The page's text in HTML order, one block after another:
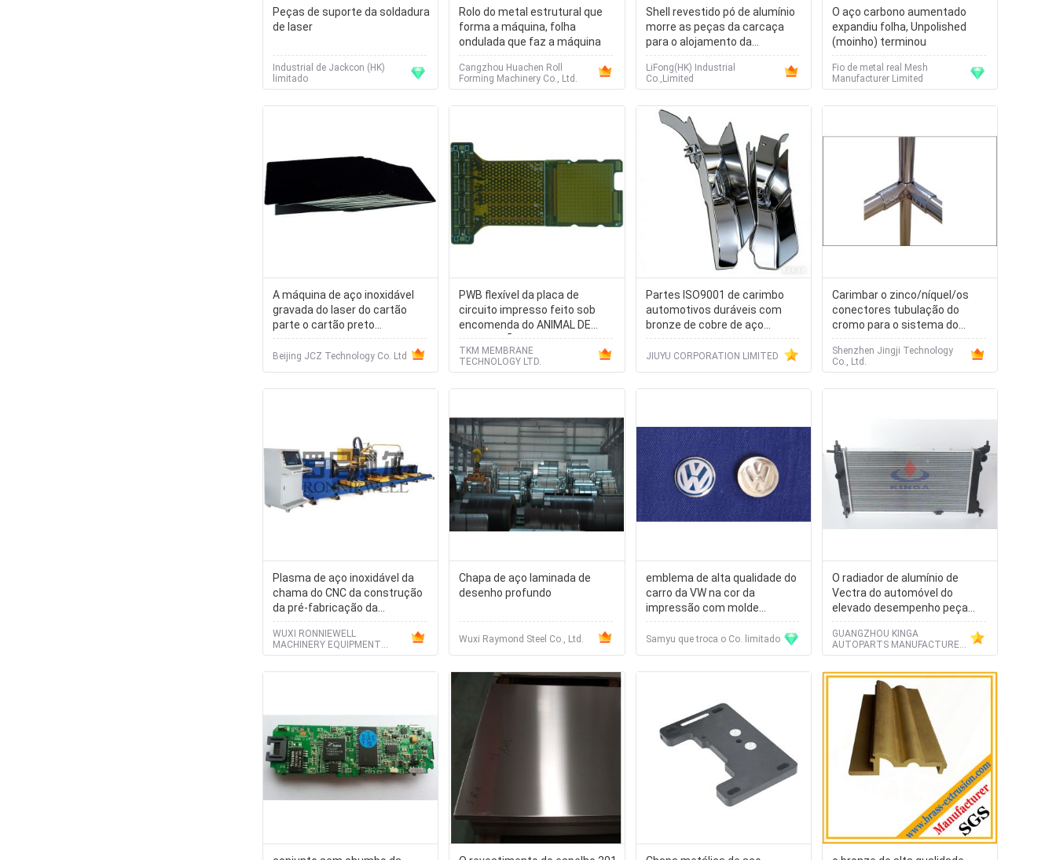
Peças de suporte da soldadura
de laser
Industrial de Jackcon (HK)
limitado
Rolo do metal estrutural que
forma a máquina, folha
ondulada que faz a máquina
Cangzhou Huachen Roll
Forming Machinery Co., Ltd.
Shell revestido pó de alumínio
morre as peças da carcaça
para o alojamento da
maquinaria pesada
LiFong(HK) Industrial
Co.,Limited
O aço carbono aumentado
expandiu folha, Unpolished
(moinho) terminou
Fio de metal real Mesh
Manufacturer Limited
A máquina de aço inoxidável
gravada do laser do cartão
parte o cartão preto
85.5×54mm do metal
Beijing JCZ Technology Co. Ltd
PWB flexível da placa de
circuito impresso feito sob
encomenda do ANIMAL DE
ESTIMAÇÃO/PC com
chapeamento da Puro-Lata
TKM MEMBRANE
TECHNOLOGY LTD.
Partes ISO9001 de carimbo
automotivos duráveis com
bronze de cobre de aço
inoxidável
JIUYU CORPORATION LIMITED
Carimbar o zinco/níquel/os
conectores tubulação do
cromo para o sistema do
tormento
Shenzhen Jingji Technology
Co., Ltd.
Plasma de aço inoxidável da
chama do CNC da construção
da pré-fabricação da
tubulação
WUXI RONNIEWELL
MACHINERY EQUIPMENT
CO.,LTD
Chapa de aço laminada de
desenho profundo
Wuxi Raymond Steel Co., Ltd.
emblema de alta qualidade do
carro da VW na cor da
impressão com molde
concaved
Samyu que troca o Co. limitado
O radiador de alumínio de
Vectra do automóvel do
elevado desempenho peça
para carros
GUANGZHOU KINGA
AUTOPARTS MANUFACTURE
CO.,LTD.